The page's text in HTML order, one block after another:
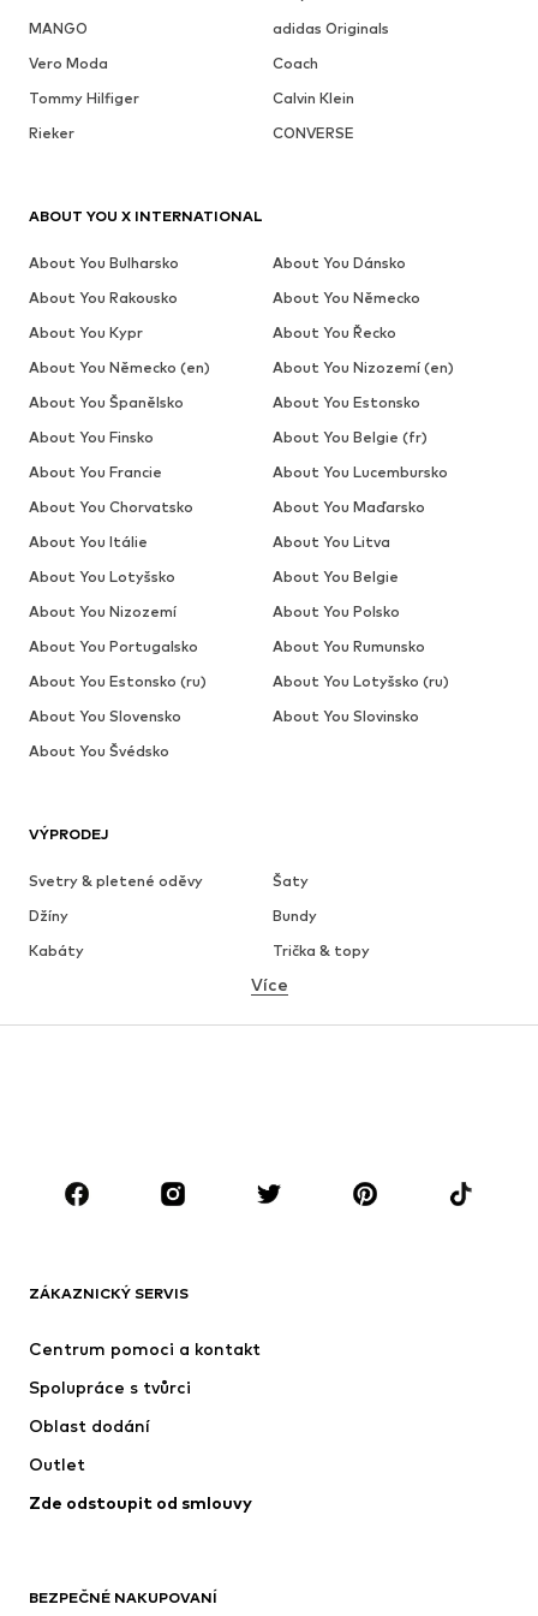
MANGO
adidas Originals
Vero Moda
Coach
Tommy Hilfiger
Calvin Klein
Rieker
CONVERSE
VÝPRODEJ
Svetry & pletené oděvy
Šaty
Džíny
Bundy
Kabáty
Trička & topy
Spodní prádlo
Sukně
Halenky & tuniky
Doplňky
Premium
Nové
Bundy
Spodní prádlo
Kabáty
Plavky
Více
ZÁKAZNICKÝ SERVIS
Centrum pomoci a kontakt
Spolupráce s tvůrci
Oblast dodání
Outlet
Zde odstoupit od smlouvy
BEZPEČNÉ NAKUPOVANÍ
ABOUT YOU X INTERNATIONAL
About You Bulharsko
About You Dánsko
About You Rakousko
About You Německo
About You Kypr
About You Řecko
About You Německo (en)
About You Nizozemí (en)
About You Španělsko
About You Estonsko
About You Finsko
About You Belgie (fr)
About You Francie
About You Lucembursko
About You Chorvatsko
About You Maďarsko
About You Itálie
About You Litva
About You Lotyšsko
About You Belgie
About You Nizozemí
About You Polsko
About You Portugalsko
About You Rumunsko
About You Estonsko (ru)
About You Lotyšsko (ru)
About You Slovensko
About You Slovinsko
About You Švédsko